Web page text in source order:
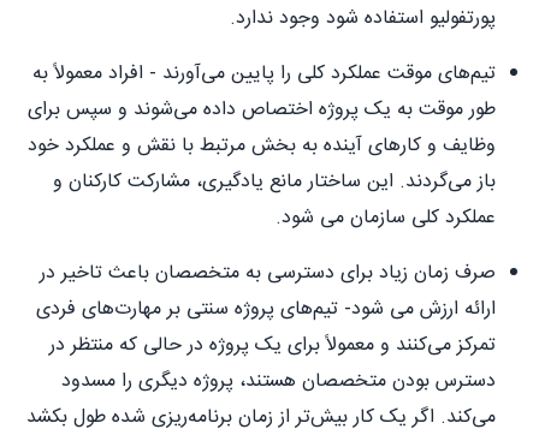
پورتفولیو استفاده شود وجود ندارد.
تیم‌های موقت عملکرد کلی را پایین می‌آورند - افراد معمولاً به
طور موقت به یک پروژه اختصاص داده می‌شوند و سپس برای
وظایف و کارهای آینده به بخش مرتبط با نقش و عملکرد خود
باز می‌گردند. این ساختار مانع یادگیری، مشارکت کارکنان و
عملکرد کلی سازمان می شود.
صرف زمان زیاد برای دسترسی به متخصصان باعث تاخیر در
ارائه ارزش می شود- تیم‌های پروژه سنتی بر مهارت‌های فردی
تمرکز می‌کنند و معمولاً برای یک پروژه در حالی که منتظر در
دسترس بودن متخصصان هستند، پروژه دیگری را مسدود
می‌کند. اگر یک کار بیش‌تر از زمان برنامه‌ریزی شده طول بکشد